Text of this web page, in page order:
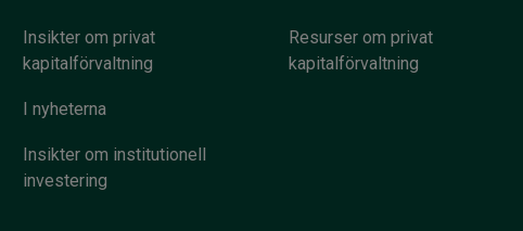
Insikter om privat
kapitalförvaltning
I nyheterna
Insikter om institutionell
investering
Resurser om privat
kapitalförvaltning